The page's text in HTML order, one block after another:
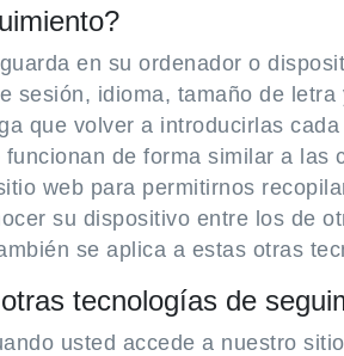
en su ordenador o
sesión, idioma, tamaño de
que volver a introducirlas
de forma similar a las
web para permitirnos
su dispositivo entre los de
se aplica a estas otras
tecnologías de
usted accede a nuestro